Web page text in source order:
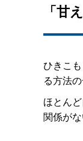
「甘
ひきこ
る方法
ほとん
関係が